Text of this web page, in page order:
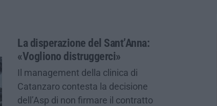
La disperazione del Sant’Anna:
«Vogliono distruggerci»
Il management della clinica di
Catanzaro contesta la decisione
dell’Asp di non firmare il contratto